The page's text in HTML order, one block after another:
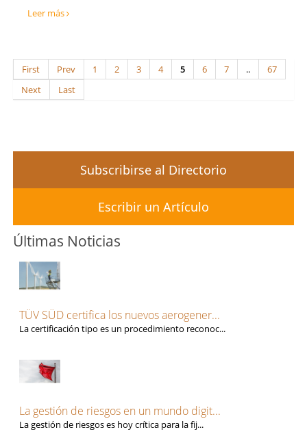
Leer más
First Prev 1 2 3 4 5 6 7 ..
67
Next
Last
Subscribirse al Directorio
Escribir un Artículo
Últimas Noticias
TÜV SÜD certifica los nuevos aerogener...
La certificación tipo es un procedimiento reconoc...
La gestión de riesgos en un mundo digit...
La gestión de riesgos es hoy crítica para la fij...